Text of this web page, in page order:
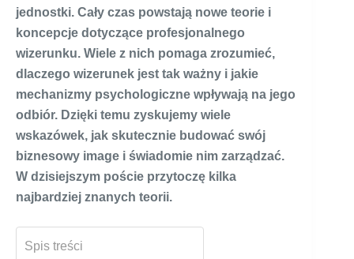
jednostki. Cały czas powstają nowe teorie i
koncepcje dotyczące profesjonalnego
wizerunku. Wiele z nich pomaga zrozumieć,
dlaczego wizerunek jest tak ważny i jakie
mechanizmy psychologiczne wpływają na jego
odbiór. Dzięki temu zyskujemy wiele
wskazówek, jak skutecznie budować swój
biznesowy image i świadomie nim zarządzać.
W dzisiejszym poście przytoczę kilka
najbardziej znanych teorii.
Spis treści